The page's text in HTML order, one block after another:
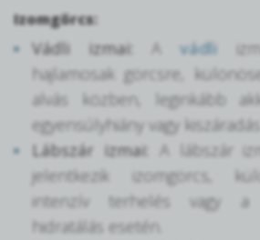
Izomgörcs:
Vádli izmai: Avádli
hajlamosak görcsre,
alvás közben, leginkább
egyensúlyhiány vagy
Lábszár izmai:
A lábszár
jelentkezik izomgörcs,
intenzív terhelés vagy a
hidratálás esetén.